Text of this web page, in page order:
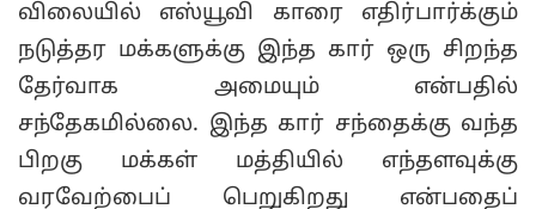
விலையில் எஸ்யூவி காரை எதிர்பார்க்கும்
நடுத்தர மக்களுக்கு இந்த கார் ஒரு சிறந்த
தேர்வாக அமையும் என்பதில்
சந்தேகமில்லை. இந்த கார் சந்தைக்கு வந்த
பிறகு மக்கள் மத்தியில் எந்தளவுக்கு
வரவேற்பைப் பெறுகிறது என்பதைப்